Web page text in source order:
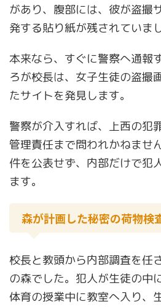
があり、腹部には、彼が盗撮
発する貼り紙が残されていまし
本来なら、すぐに警察へ通報
ろが校長は、女子生徒の盗撮
たサイトを発見します。
警察が介入すれば、上西の犯
管理責任まで問われかねませ
件を公表せず、内部だけで犯
ます。
森が計画した秘密の荷物検
校長と教頭から内部調査を任
の森でした。犯人が生徒の中
体育の授業中に教室へ入り、